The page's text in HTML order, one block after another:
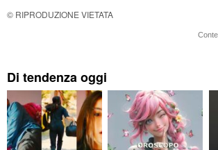
© RIPRODUZIONE VIETATA
Di tendenza oggi